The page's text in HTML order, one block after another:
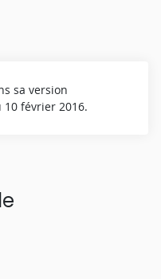
sa version
février 2016.